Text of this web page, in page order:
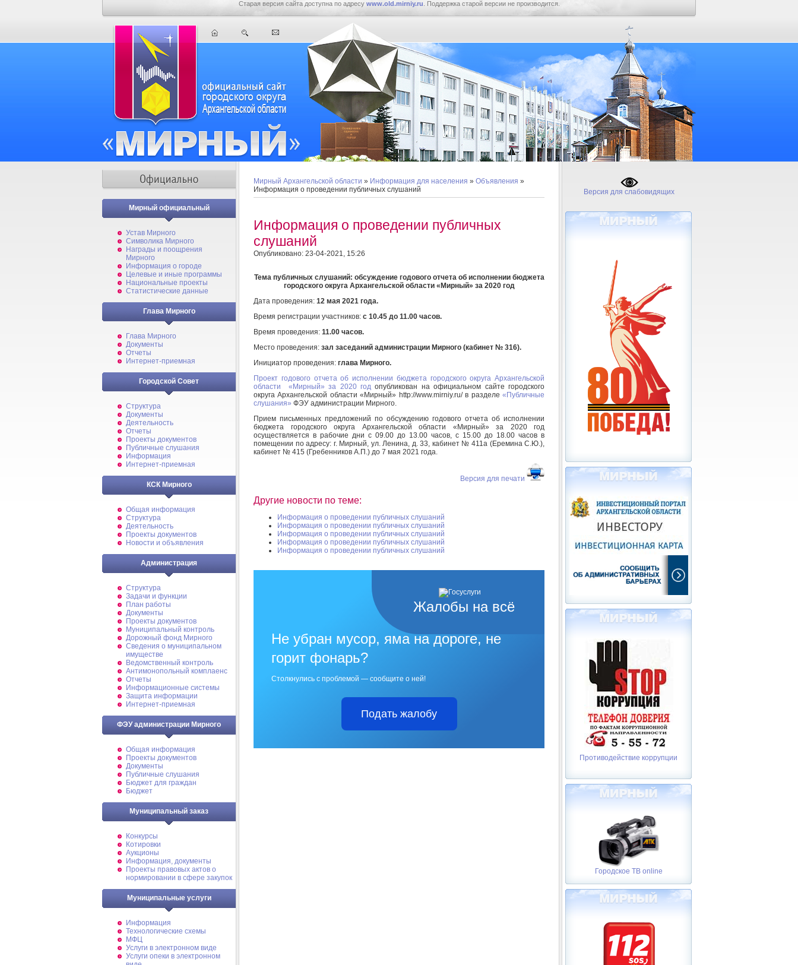
Старая версия сайта доступна по адресу www.old.mirniy.ru . Поддержка старой версии не производится.
Мирный официальный
Устав Мирного
Символика Мирного
Награды и поощрения
Мирного
Информация о городе
Целевые и иные программы
Национальные проекты
Статистические данные
Глава Мирного
Глава Мирного
Документы
Отчеты
Интернет-приемная
Городской Совет
Структура
Документы
Деятельность
Отчеты
Проекты документов
Публичные слушания
Информация
Интернет-приемная
КСК Мирного
Общая информация
Структура
Деятельность
Проекты документов
Новости и объявления
Администрация
Структура
Задачи и функции
План работы
Документы
Проекты документов
Муниципальный контроль
Дорожный фонд Мирного
Cведения о муниципальном
имуществе
Ведомственный контроль
Антимонопольный комплаенс
Отчеты
Информационные системы
Защита информации
Интернет-приемная
ФЭУ администрации Мирного
Общая информация
Проекты документов
Документы
Публичные слушания
Бюджет для граждан
Бюджет
Муниципальный заказ
Конкурсы
Котировки
Аукционы
Информация, документы
Проекты правовых актов о
нормировании в сфере закупок
Муниципальные услуги
Информация
Технологические схемы
МФЦ
Услуги в электронном виде
Услуги опеки в электронном
Мирный Архангельской области » Информация для населения » Объявления »
Информация о проведении публичных слушаний
Информация о проведении публичных
слушаний
Опубликовано: 23-04-2021, 15:26
Тема публичных слушаний: обсуждение годового отчета об исполнении бюджета
городского округа Архангельской области «Мирный» за 2020 год
Дата проведения: 12 мая 2021 года.
Время регистрации участников: с 10.45 до 11.00 часов.
Время проведения: 11.00 часов.
Место проведения: зал заседаний администрации Мирного (кабинет № 316).
Инициатор проведения: глава Мирного.
Проект годового отчета об исполнении бюджета городского округа Архангельской
области «Мирный» за 2020 год опубликован на официальном сайте городского
округа Архангельской области «Мирный» http://www.mirniy.ru/ в разделе «Публичные
слушания» ФЭУ администрации Мирного.
Прием письменных предложений по обсуждению годового отчета об исполнении
бюджета городского округа Архангельской области «Мирный» за 2020 год
осуществляется в рабочие дни с 09.00 до 13.00 часов, с 15.00 до 18.00 часов в
помещении по адресу: г. Мирный, ул. Ленина, д. 33, кабинет № 411а (Еремина С.Ю.),
кабинет № 415 (Гребенников А.П.) до 7 мая 2021 года.
Версия для печати
Другие новости по теме:
Информация о проведении публичных слушаний
Информация о проведении публичных слушаний
Информация о проведении публичных слушаний
Информация о проведении публичных слушаний
Информация о проведении публичных слушаний
Жалобы на всё
Не убран мусор, яма на дороге, не
горит фонарь?
Столкнулись с проблемой — сообщите о ней!
Подать жалобу
Версия для слабовидящих
Противодействие коррупции
Городское ТВ online